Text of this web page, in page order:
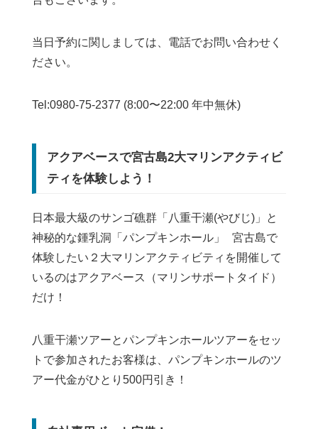
当日予約に関しましては、電話でお問い合わせく
ださい。
Tel:0980-75-2377 (8:00〜22:00 年中無休)
アクアベースで宮古島2大マリンアクティビ
ティを体験しよう！
日本最大級のサンゴ礁群「八重干瀬(やびじ)」と
神秘的な鍾乳洞「パンプキンホール」 宮古島で
体験したい２大マリンアクティビティを開催して
いるのはアクアベース（マリンサポートタイド）
だけ！
八重干瀬ツアーとパンプキンホールツアーをセッ
トで参加されたお客様は、パンプキンホールのツ
アー代金がひとり500円引き！